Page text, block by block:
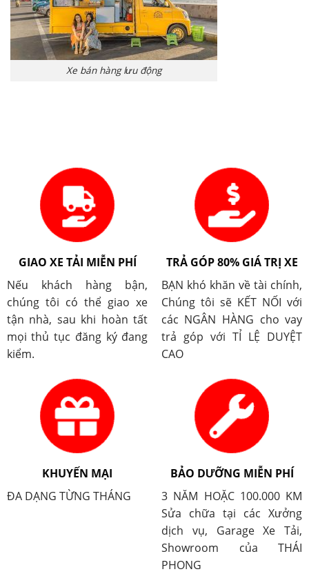
Xe bán hàng lưu động
GIAO XE TẢI MIỄN PHÍ
Nếu khách hàng bận,
chúng tôi có thể giao xe
tận nhà, sau khi hoàn tất
mọi thủ tục đăng ký đang
kiểm.
TRẢ GÓP 80% GIÁ TRỊ XE
BẠN khó khăn về tài chính,
Chúng tôi sẽ KẾT NỐI với
các NGÂN HÀNG cho vay
trả góp với TỈ LỆ DUYỆT
CAO
KHUYẾN MẠI
ĐA DẠNG TỪNG THÁNG
BẢO DƯỠNG MIỄN PHÍ
3 NĂM HOẶC 100.000 KM
Sửa chữa tại các Xưởng
dịch vụ, Garage Xe Tải,
Showroom của THÁI
PHONG